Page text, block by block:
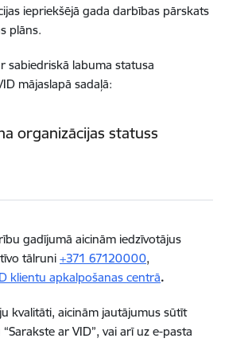
iepriekšējā gada darbības pārskats
plāns.
sabiedriskā labuma statusa
mājaslapā sadaļā:
organizācijas statuss
gadījumā aicinām iedzīvotājus
tālruni +371 67120000,
klientu apkalpošanas centrā.
kvalitāti, aicinām jautājumus sūtīt
ar VID”, vai arī uz e-pasta